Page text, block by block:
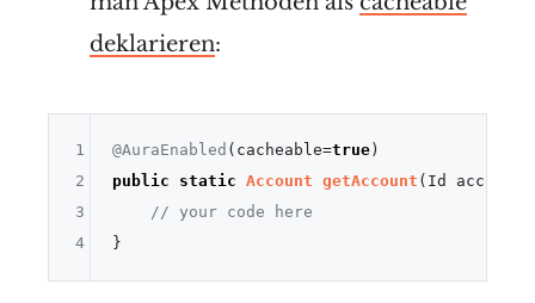
deklarieren:
@AuraEnabled (cacheable=true
public
static Account getAccount ( Id
// your code here
1
2
3
4